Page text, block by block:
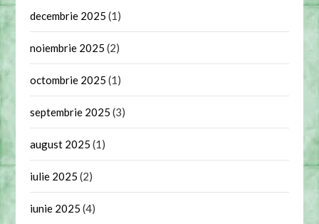
decembrie 2025 (1)
noiembrie 2025 (2)
octombrie 2025 (1)
septembrie 2025 (3)
august 2025 (1)
iulie 2025 (2)
iunie 2025 (4)